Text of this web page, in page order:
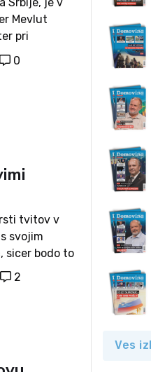
Mevlut
pri
skupni
0
tvitov v
svojim
sicer bodo to
do
2
Ves